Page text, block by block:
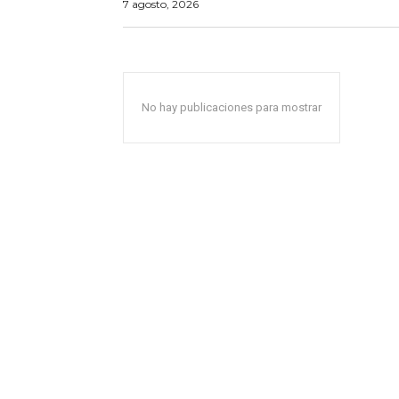
7 agosto, 2026
No hay publicaciones para mostrar